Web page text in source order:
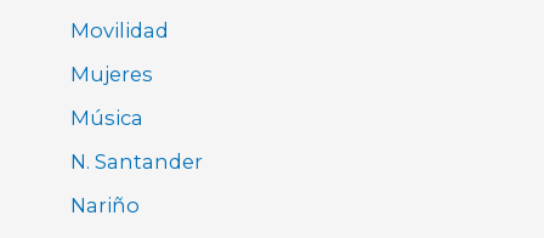
Movilidad
Mujeres
Música
N. Santander
Nariño